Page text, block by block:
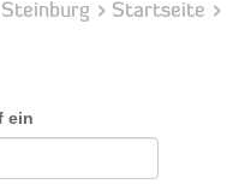
Startseite
ein